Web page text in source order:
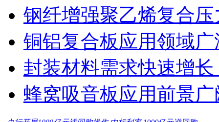
钢纤增强聚乙烯复合
铜铝复合板应用领域
封装材料需求快速增
蜂窝吸音板应用前景